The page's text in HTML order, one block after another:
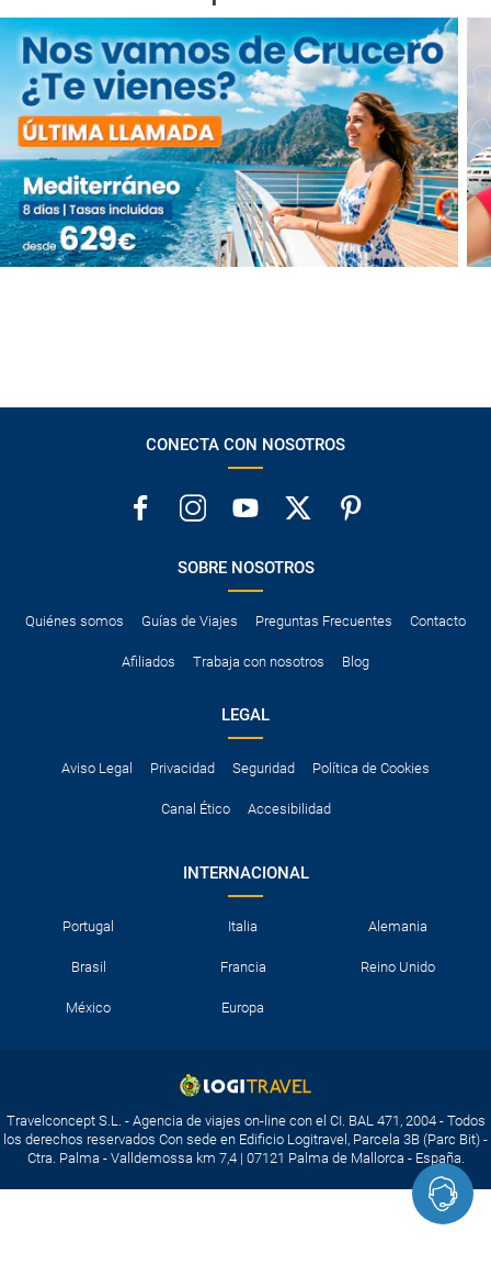
CONECTA CON NOSOTROS
SOBRE NOSOTROS
Quiénes somos Guías de Viajes Preguntas Frecuentes Contacto
Afiliados Trabaja con nosotros Blog
LEGAL
Aviso Legal Privacidad Seguridad Política de Cookies
Canal Ético Accesibilidad
INTERNACIONAL
Portugal Italia Alemania
Brasil Francia Reino Unido
México Europa
Travelconcept S.L. - Agencia de viajes on-line con el CI. BAL 471, 2004 - Todos
los derechos reservados Con sede en Edificio Logitravel, Parcela 3B (Parc Bit) -
Ctra. Palma - Valldemossa km 7,4 | 07121 Palma de Mallorca - España.